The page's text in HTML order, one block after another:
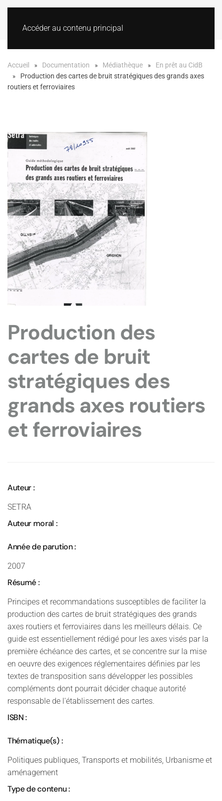
Accéder au contenu principal
Accueil Documentation Médiathèque
En prêt au CidB
Production des cartes de bruit stratégiques des grands axes
routiers et ferroviaires
Production des
cartes de bruit
stratégiques des
grands axes routiers
et ferroviaires
Auteur :
SETRA
Auteur moral :
Année de parution :
2007
Résumé :
Principes et recommandations susceptibles de faciliter la
production des cartes de bruit stratégiques des grands
axes routiers et ferroviaires dans les meilleurs délais. Ce
guide est essentiellement rédigé pour les axes visés par la
première échéance des cartes, et se concentre sur la mise
en oeuvre des exigences réglementaires définies par les
textes de transposition sans développer les possibles
compléments dont pourrait décider chaque autorité
responsable de l'établissement des cartes.
ISBN :
Thématique(s) :
Politiques publiques, Transports et mobilités, Urbanisme et
aménagement
Type de contenu :